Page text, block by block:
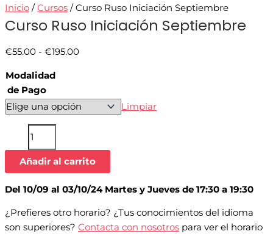
Inicio /Cursos / Curso Ruso Iniciación Septiembre
Curso Ruso Iniciación Septiembre
€55.00 - €195.00
Modalidad
de Pago
Limpiar
Añadir al carrito
Del 10/09 al 03/10/24 Martes y Jueves de 17:30 a 19:30
¿Prefieres otro horario? ¿Tus conocimientos del idioma
son superiores? Contacta con nosotros para ver el horario